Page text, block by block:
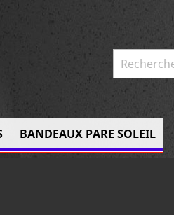
BANDEAUX PARE SOLEIL